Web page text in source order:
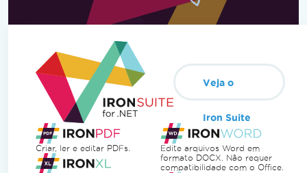
Veja o
Iron Suite
Criar, ler e editar PDFs.
Edite arquivos Word em
formato DOCX. Não requer
compatibilidade com o Office.